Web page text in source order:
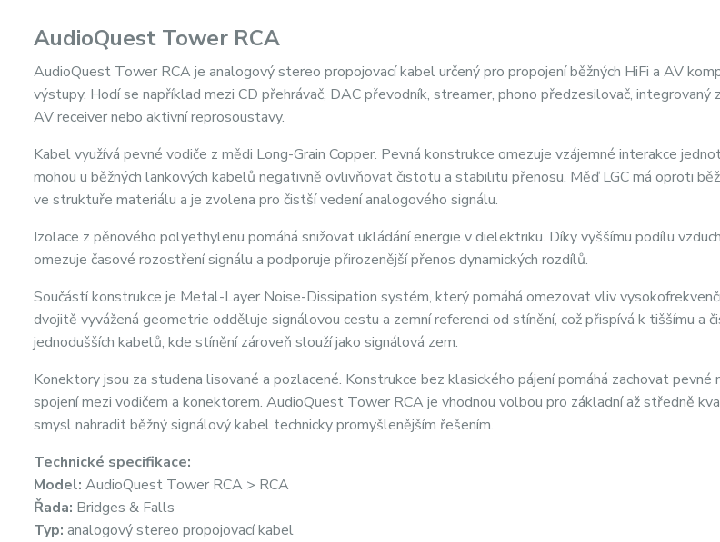
AudioQuest Tower RCA
AudioQuest Tower RCA je analogový stereo propojovací kabel určený pro propojení běžných HiFi a AV
výstupy. Hodí se například mezi CD přehrávač, DAC převodník, streamer, phono předzesilovač, integrovaný
AV receiver nebo aktivní reprosoustavy.
Kabel využívá pevné vodiče z mědi Long-Grain Copper. Pevná konstrukce omezuje vzájemné interakce
mohou u běžných lankových kabelů negativně ovlivňovat čistotu a stabilitu přenosu. Měď LGC má oproti
ve struktuře materiálu a je zvolena pro čistší vedení analogového signálu.
Izolace z pěnového polyethylenu pomáhá snižovat ukládání energie v dielektriku. Díky vyššímu podílu
omezuje časové rozostření signálu a podporuje přirozenější přenos dynamických rozdílů.
Součástí konstrukce je Metal-Layer Noise-Dissipation systém, který pomáhá omezovat vliv
dvojitě vyvážená geometrie odděluje signálovou cestu a zemní referenci od stínění, což přispívá k tiššímu a
jednodušších kabelů, kde stínění zároveň slouží jako signálová zem.
Konektory jsou za studena lisované a pozlacené. Konstrukce bez klasického pájení pomáhá zachovat pevné
spojení mezi vodičem a konektorem. AudioQuest Tower RCA je vhodnou volbou pro základní až středně
smysl nahradit běžný signálový kabel technicky promyšlenějším řešením.
Technické specifikace:
Model: AudioQuest Tower RCA > RCA
Řada: Bridges & Falls
Typ: analogový stereo propojovací kabel